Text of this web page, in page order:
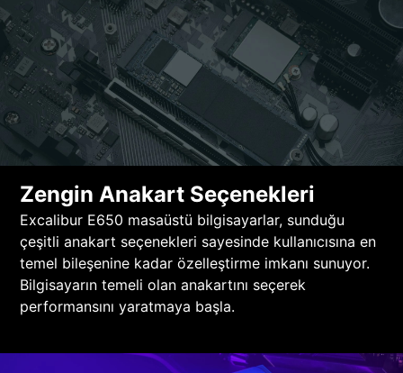
Zengin Anakart Seçenekleri
Excalibur E650 masaüstü bilgisayarlar, sunduğu
çeşitli anakart seçenekleri sayesinde kullanıcısına en
temel bileşenine kadar özelleştirme imkanı sunuyor.
Bilgisayarın temeli olan anakartını seçerek
performansını yaratmaya başla.